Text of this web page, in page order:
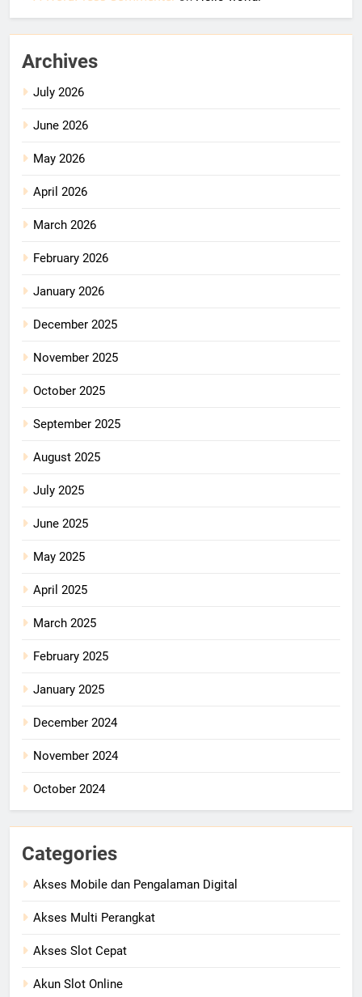
Archives
July 2026
June 2026
May 2026
April 2026
March 2026
February 2026
January 2026
December 2025
November 2025
October 2025
September 2025
August 2025
July 2025
June 2025
May 2025
April 2025
March 2025
February 2025
January 2025
December 2024
November 2024
October 2024
Categories
Akses Mobile dan Pengalaman Digital
Akses Multi Perangkat
Akses Slot Cepat
Akun Slot Online